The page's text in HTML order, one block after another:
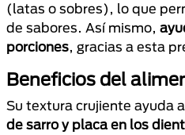
(latas o sobres), lo que
de sabores. Así mismo,
porciones, gracias a esta
Beneficios del
Su textura crujiente ayuda a
de sarro y placa en los